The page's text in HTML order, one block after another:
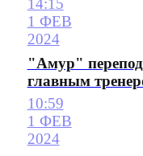
14:15
1 ФЕВ
2024
"Амур"
главным
10:59
1 ФЕВ
2024